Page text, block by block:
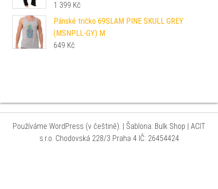
1 399 Kč
Pánské tričko 69SLAM PINE SKULL GREY
(MSNPLL-GY) M
649 Kč
Používáme WordPress (v češtině). Šablona: Bulk Shop
| ACIT
s.r.o. Chodovská 228/3 Praha 4 IČ: 26454424